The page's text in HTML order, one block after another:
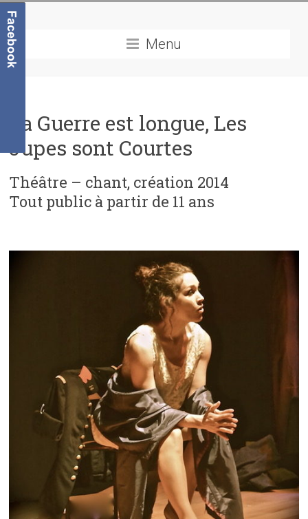
Menu
La Guerre est longue, Les
Jupes sont Courtes
Théâtre – chant, création 2014
Tout public à partir de 11 ans